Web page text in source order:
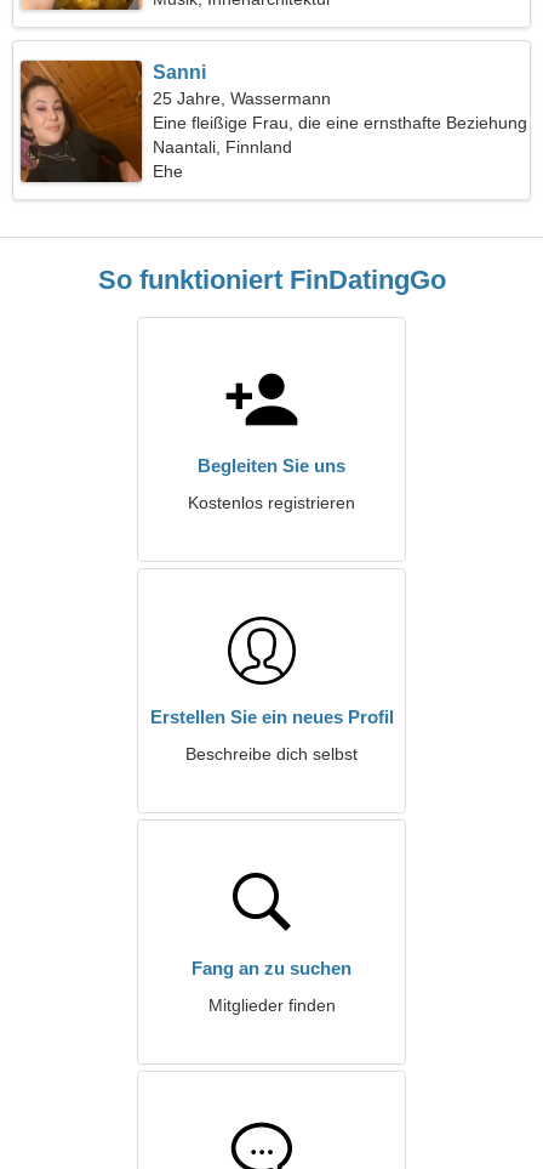
Sanni
25 Jahre, Wassermann
Eine fleißige Frau, die eine ernsthafte Beziehung
sucht
Naantali, Finnland
Ehe
So funktioniert FinDatingGo
Begleiten Sie uns
Kostenlos registrieren
Erstellen Sie ein neues Profil
Beschreibe dich selbst
Fang an zu suchen
Mitglieder finden